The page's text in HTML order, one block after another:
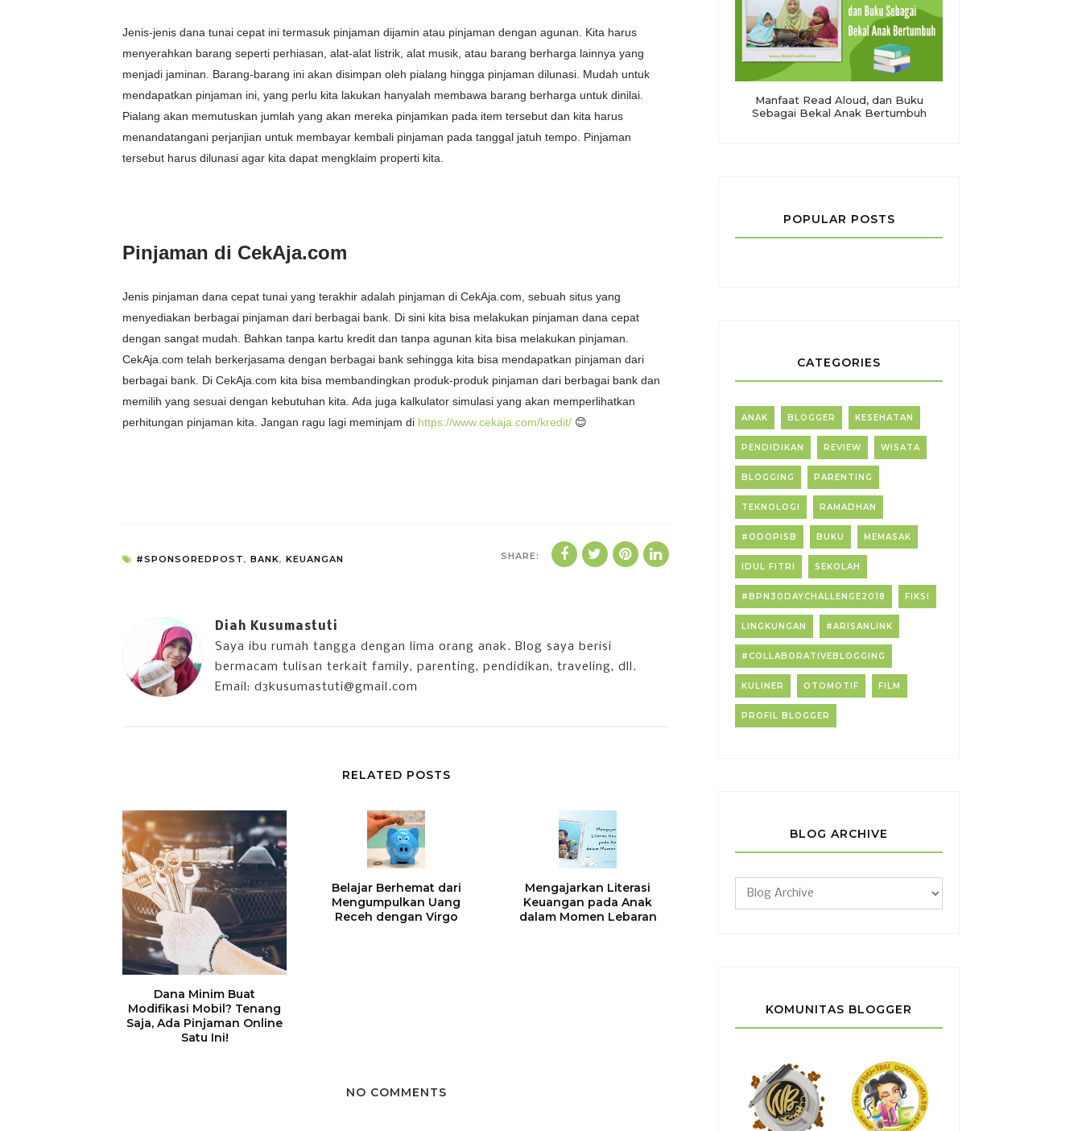
Jenis-jenis dana tunai cepat ini termasuk pinjaman dijamin atau pinjaman dengan agunan. Kita harus
menyerahkan barang seperti perhiasan, alat-alat listrik, alat musik, atau barang berharga lainnya yang
menjadi jaminan. Barang-barang ini akan disimpan oleh pialang hingga pinjaman dilunasi. Mudah untuk
mendapatkan pinjaman ini, yang perlu kita lakukan hanyalah membawa barang berharga untuk dinilai.
Pialang akan memutuskan jumlah yang akan mereka pinjamkan pada item tersebut dan kita harus
menandatangani perjanjian untuk membayar kembali pinjaman pada tanggal jatuh tempo. Pinjaman
tersebut harus dilunasi agar kita dapat mengklaim properti kita.
Pinjaman di CekAja.com
Jenis pinjaman dana cepat tunai yang terakhir adalah pinjaman di CekAja.com, sebuah situs yang
menyediakan berbagai pinjaman dari berbagai bank. Di sini kita bisa melakukan pinjaman dana cepat
dengan sangat mudah. Bahkan tanpa kartu kredit dan tanpa agunan kita bisa melakukan pinjaman.
CekAja.com telah berkerjasama dengan berbagai bank sehingga kita bisa mendapatkan pinjaman dari
berbagai bank. Di CekAja.com kita bisa membandingkan produk-produk pinjaman dari berbagai bank dan
memilih yang sesuai dengan kebutuhan kita. Ada juga kalkulator simulasi yang akan memperlihatkan
perhitungan pinjaman kita. Jangan ragu lagi meminjam di https://www.cekaja.com/kredit/ 😊
#SPONSOREDPOST, BANK, KEUANGAN SHARE:
Diah Kusumastuti
Saya ibu rumah tangga dengan lima orang anak. Blog saya berisi
bermacam tulisan terkait family, parenting, pendidikan, traveling, dll.
Email: d3kusumastuti@gmail.com
RELATED POSTS
Dana Minim Buat
Modifikasi Mobil? Tenang
Saja, Ada Pinjaman Online
Satu Ini!
Belajar Berhemat dari
Mengumpulkan Uang
Receh dengan Virgo
Mengajarkan Literasi
Keuangan pada Anak
dalam Momen Lebaran
NO COMMENTS
Manfaat Read Aloud, dan Buku
Sebagai Bekal Anak Bertumbuh
POPULAR POSTS
CATEGORIES
ANAK BLOGGER KESEHATAN
PENDIDIKAN REVIEW WISATA
BLOGGING PARENTING
TEKNOLOGI RAMADHAN
#ODOPISB BUKU MEMASAK
IDUL FITRI SEKOLAH
#BPN30DAYCHALLENGE2018 FIKSI
LINGKUNGAN #ARISANLINK
#COLLABORATIVEBLOGGING
KULINER OTOMOTIF FILM
PROFIL BLOGGER
BLOG ARCHIVE
KOMUNITAS BLOGGER